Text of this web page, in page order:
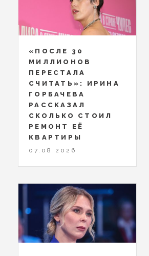
«ПОСЛЕ 30
МИЛЛИОНОВ
ПЕРЕСТАЛА
СЧИТАТЬ»: ИРИНА
ГОРБАЧЕВА
РАССКАЗАЛ
СКОЛЬКО СТОИЛ
РЕМОНТ ЕЁ
КВАРТИРЫ
07.08.2026